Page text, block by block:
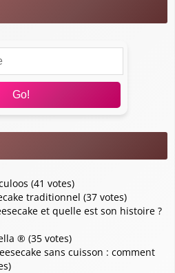
Go!
(41 votes)
traditionnel (37 votes)
et quelle est son histoire ?
® (35 votes)
sans cuisson : comment